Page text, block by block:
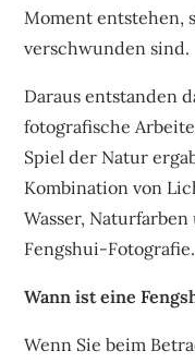
Moment entstehen,
verschwunden sind.
Daraus entstanden
fotografische
Spiel der Natur
Kombination von
Wasser,
Fengshui-Fotografie.
Wann ist eine
Wenn Sie beim